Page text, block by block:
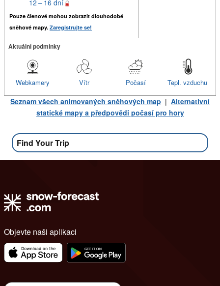
12 – 16 dní
Pouze členové mohou zobrazit dlouhodobé
sněhové mapy. Zaregistrujte se!
Aktuální podmínky
Tepl. vzduchu
Počasí
Vítr
Webkamery
Seznam všech animovaných sněhových map | Alternativní
statické mapy a předpovědi počasí pro hory
Find Your Trip
Objevte naši aplikaci